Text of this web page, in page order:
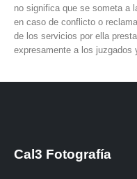
no significa que se someta a
en caso de conflicto o
de los servicios por ella
expresamente a los juzgados
Cal3 Fotografía